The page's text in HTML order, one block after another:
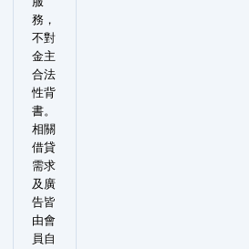
務，
不對
金主
合法
性背
書。
相關
借貸
需求
及廣
告皆
由會
員自